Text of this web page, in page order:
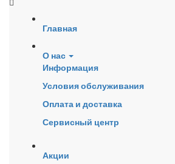
Главная
О нас
Информация
Условия обслуживания
Оплата и доставка
Сервисный центр
Акции